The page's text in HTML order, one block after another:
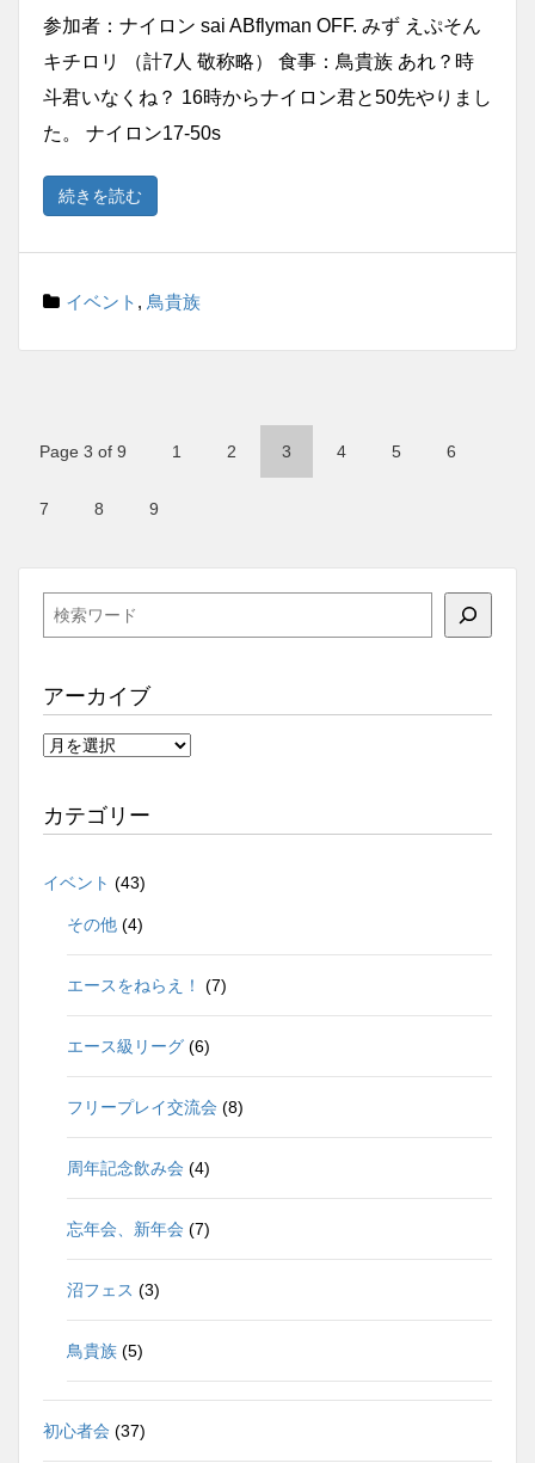
参加者：ナイロン sai ABflyman OFF. みず えぷそん
キチロリ （計7人 敬称略） 食事：鳥貴族 あれ？時
斗君いなくね？ 16時からナイロン君と50先やりまし
た。 ナイロン17-50s
続きを読む
イベント , 鳥貴族
Page 3 of 9 1 2 3 4 5 6
7 8 9
検
アーカイブ
ア
カ
イ
カテゴリー
イベント (43)
その他 (4)
エースをねらえ！ (7)
エース級リーグ (6)
フリープレイ交流会 (8)
周年記念飲み会 (4)
忘年会、新年会 (7)
沼フェス (3)
鳥貴族 (5)
初心者会 (37)